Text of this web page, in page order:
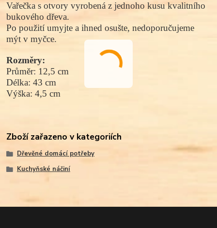
Vařečka s otvory vyrobená z jednoho kusu kvalitního
bukového dřeva.
Po použití umyjte a ihned osušte, nedoporučujeme
mýt v myčce.
Rozměry:
Průměr: 12,5 cm
Délka: 43 cm
Výška: 4,5 cm
Zboží zařazeno v kategoriích
Dřevěné domácí potřeby
Kuchyňské náčiní